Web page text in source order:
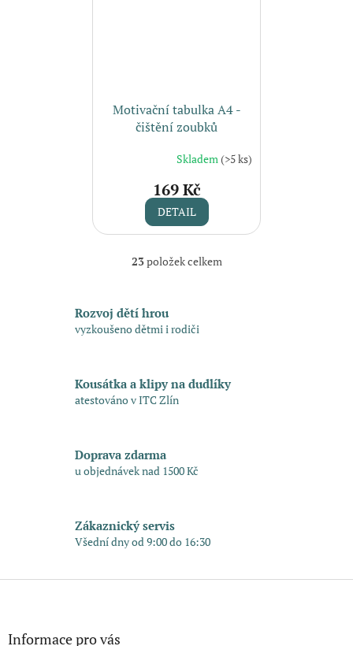
Motivační tabulka A4 -
čištění zoubků
Skladem(>5 ks)
169 Kč
DETAIL
O
d
p
r
ý
u
23položek celkem
Rozvoj dětí hrou
vyzkoušeno dětmi i rodiči
Kousátka a klipy na dudlíky
atestováno v ITC Zlín
Doprava zdarma
u objednávek nad 1500 Kč
Zákaznický servis
Všední dny od 9:00 do 16:30
Z
Informace pro vás